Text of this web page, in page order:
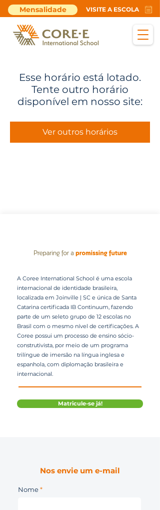
Mensalidade VISITE A ESCOLA
Esse horário está lotado.
Tente outro horário
disponível em nosso site:
Ver outros horários
A Coree International School é uma escola
internacional de identidade brasileira,
localizada em Joinville | SC e única de Santa
Catarina certificada IB Continuum, fazendo
parte de um seleto grupo de 12 escolas no
Brasil com o mesmo nível de certificações. A
Coree possui um processo de ensino sócio-
construtivista, por meio de um programa
trilíngue de imersão na língua inglesa e
espanhola, com diplomação brasileira e
internacional.
Matricule-se já!
Nos envie um e-mail
Nome